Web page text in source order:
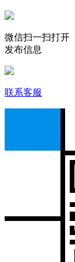
微信扫一扫打开
发布信息
联系客服